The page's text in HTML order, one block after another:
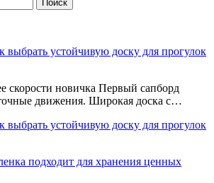
выбрать устойчивую доску для прогулок
скорости новичка Первый сапборд
движения. Широкая доска с…
выбрать устойчивую доску для прогулок
подходит для хранения ценных